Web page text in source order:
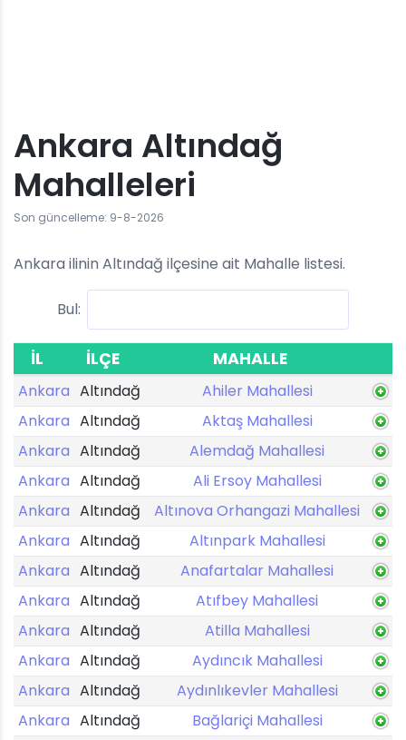
Ankara Altındağ
Mahalleleri
Son güncelleme: 9-8-2026
Ankara ilinin Altındağ ilçesine ait Mahalle listesi.
Bul:
İL İLÇE MAHALLE
Ankara Altındağ
Ahiler Mahallesi
Ankara Altındağ
Aktaş Mahallesi
Ankara Altındağ
Alemdağ Mahallesi
Ankara Altındağ
Ali Ersoy Mahallesi
Ankara Altındağ
Altınova Orhangazi Mahallesi
Ankara Altındağ
Altınpark Mahallesi
Ankara Altındağ
Anafartalar Mahallesi
Ankara Altındağ
Atıfbey Mahallesi
Ankara Altındağ
Atilla Mahallesi
Ankara Altındağ
Aydıncık Mahallesi
Ankara Altındağ
Aydınlıkevler Mahallesi
Ankara Altındağ
Bağlariçi Mahallesi